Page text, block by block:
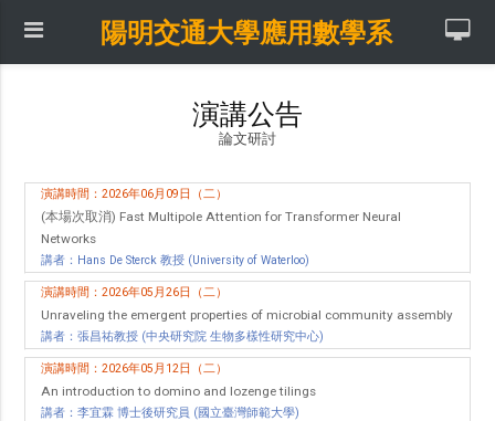
陽明交通大學應用數學系
演講公告
論文研討
演講時間：2026年06月09日（二）
(本場次取消) Fast Multipole Attention for Transformer Neural
Networks
講者：Hans De Sterck 教授 (University of Waterloo)
演講時間：2026年05月26日（二）
Unraveling the emergent properties of microbial community assembly
講者：張昌祐教授 (中央研究院 生物多樣性研究中心)
演講時間：2026年05月12日（二）
An introduction to domino and lozenge tilings
講者：李宜霖 博士後研究員 (國立臺灣師範大學)